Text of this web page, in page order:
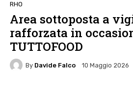
RHO
Area sottoposta a
rafforzata in
TUTTOFOOD
By Davide Falco 10 Maggio 2026